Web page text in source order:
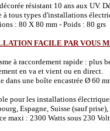
résistant 10 ans aux UV.
à tous types d'installations
: 80 X 80 mm - Poids : 80 grs
FACILE PAR VOUS
à raccordement rapide : plus
en va et vient ou en direct.
dans une boîte encastrée Ø 60
pour les installations
Espagne, Suisse (sauf
maxi : 2300 Watts sous 230